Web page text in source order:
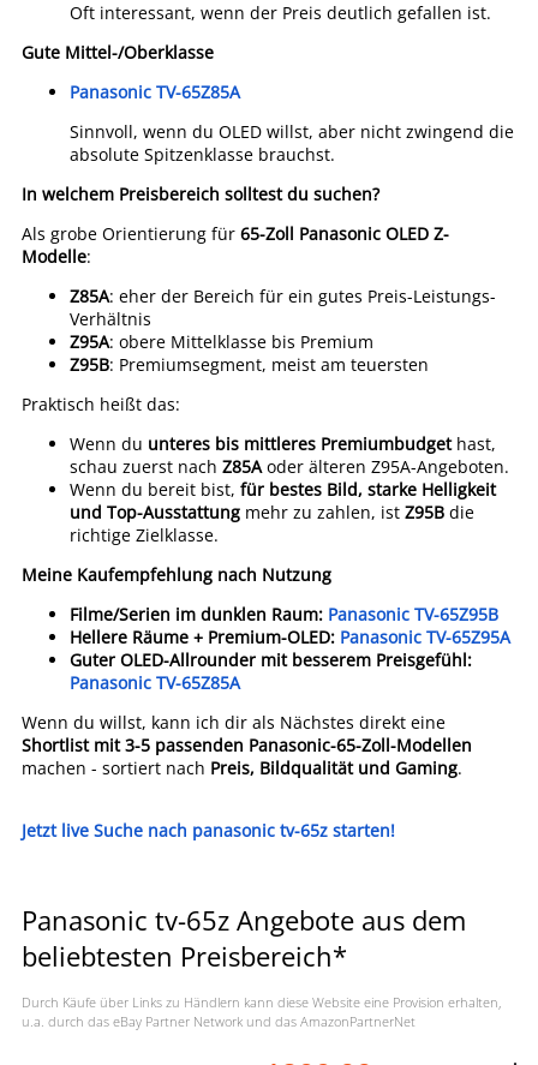
Oft interessant, wenn der Preis deutlich gefallen ist.
Gute Mittel-/Oberklasse
Panasonic TV-65Z85A
Sinnvoll, wenn du OLED willst, aber nicht zwingend die
absolute Spitzenklasse brauchst.
In welchem Preisbereich solltest du suchen?
Als grobe Orientierung für 65-Zoll Panasonic OLED Z-
Modelle:
Z85A: eher der Bereich für ein gutes Preis-Leistungs-
Verhältnis
Z95A: obere Mittelklasse bis Premium
Z95B: Premiumsegment, meist am teuersten
Praktisch heißt das:
Wenn du unteres bis mittleres Premiumbudgethast,
schau zuerst nach Z85Aoder älteren Z95A-Angeboten.
Wenn du bereit bist, für bestes Bild, starke Helligkeit
und Top-Ausstattung mehr zu zahlen, ist Z95B die
richtige Zielklasse.
Meine Kaufempfehlung nach Nutzung
Filme/Serien im dunklen Raum: Panasonic TV-65Z95B
Hellere Räume + Premium-OLED: Panasonic TV-65Z95A
Guter OLED-Allrounder mit besserem Preisgefühl:
Panasonic TV-65Z85A
Wenn du willst, kann ich dir als Nächstes direkt eine
Shortlist mit 3-5 passenden Panasonic-65-Zoll-Modellen
machen - sortiert nach Preis, Bildqualität und Gaming.
Jetzt live Suche nach panasonic tv-65z starten!
Panasonic tv-65z Angebote aus dem
beliebtesten Preisbereich*
Durch Käufe über Links zu Händlern kann diese Website eine Provision erhalten,
u.a. durch das eBay Partner Network und das AmazonPartnerNet